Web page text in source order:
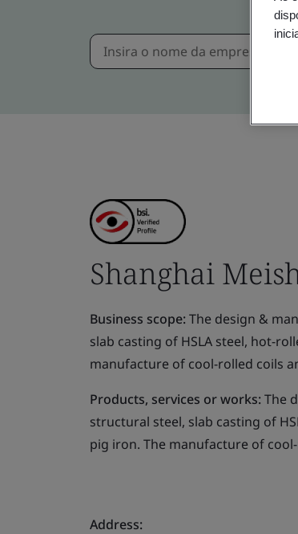
Shanghai
Business scope:The design &
slab casting of HSLA steel, hot-
manufacture of cool-rolled coils
Products, services or works:The
structural steel, slab casting of
pig iron. The manufacture of
Address: